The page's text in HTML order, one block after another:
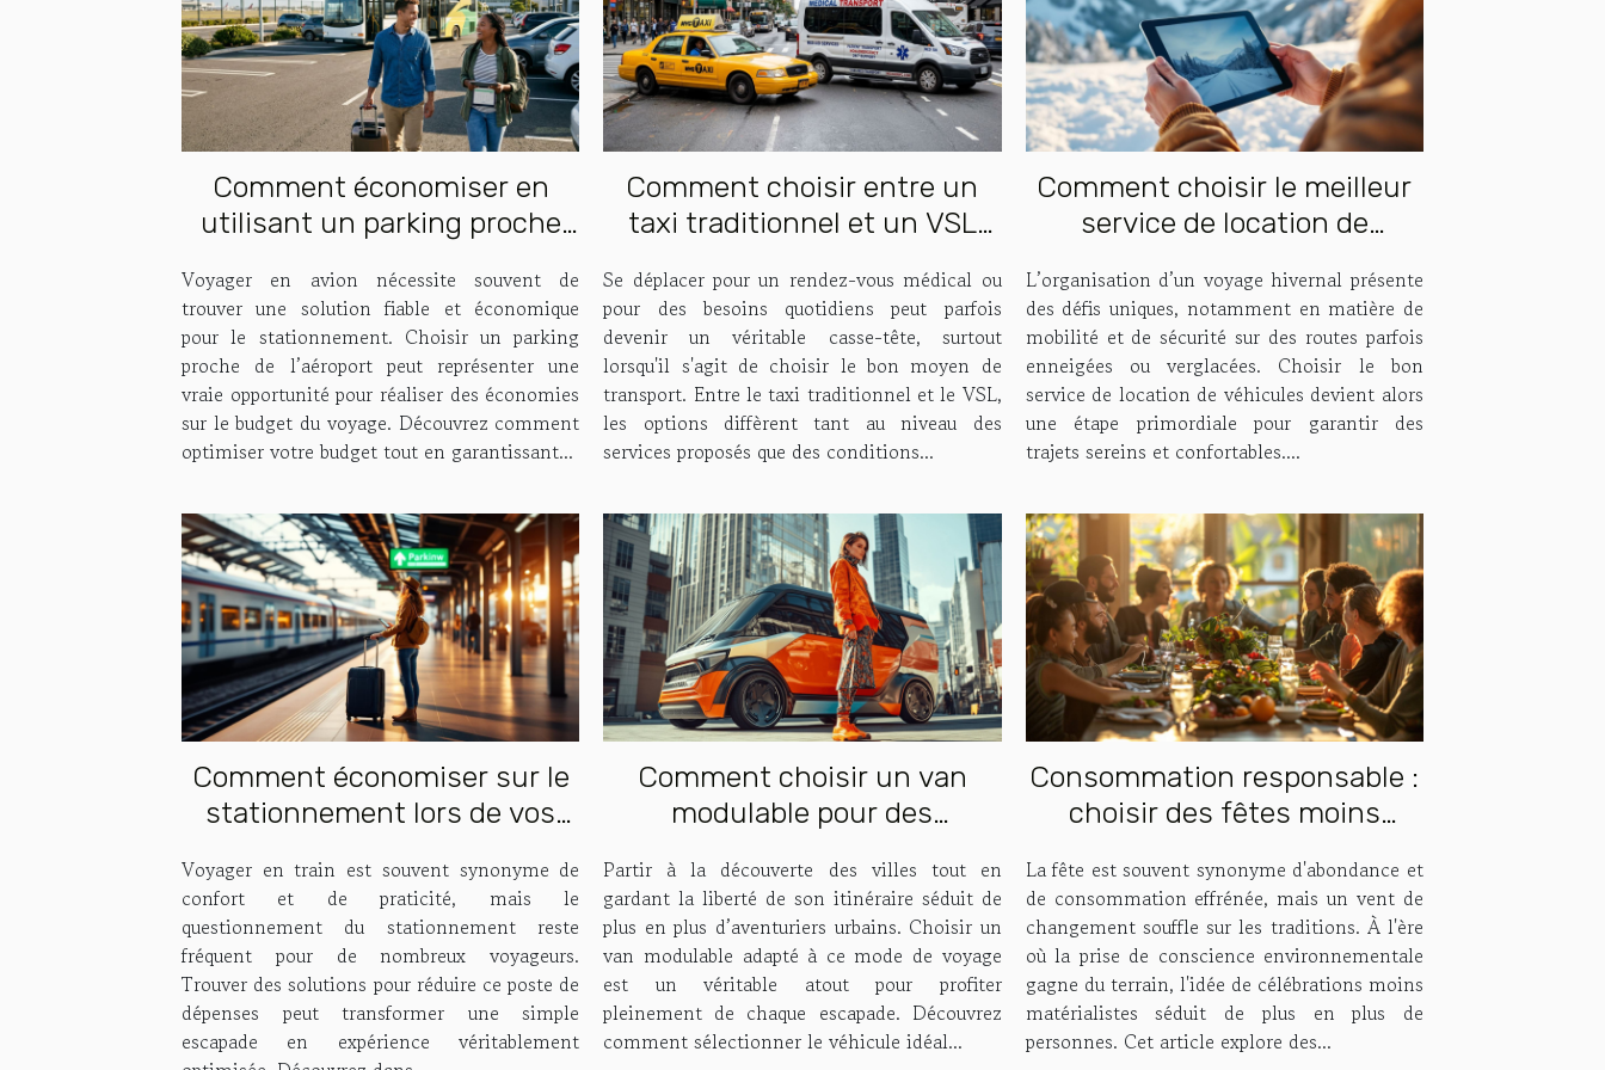
Comment économiser en
utilisant un parking proche
Voyager en avion nécessite souvent de
trouver une solution fiable et économique
pour le stationnement. Choisir un parking
proche de l’aéroport peut représenter une
vraie opportunité pour réaliser des économies
sur le budget du voyage. Découvrez comment
optimiser votre budget tout en garantissant...
Comment choisir entre un
taxi traditionnel et un VSL
Se déplacer pour un rendez-vous médical ou
pour des besoins quotidiens peut parfois
devenir un véritable casse-tête, surtout
lorsqu'il s'agit de choisir le bon moyen de
transport. Entre le taxi traditionnel et le VSL,
les options diffèrent tant au niveau des
services proposés que des conditions...
Comment choisir le meilleur
service de location de
hivernaux ?
L’organisation d’un voyage hivernal présente
des défis uniques, notamment en matière de
mobilité et de sécurité sur des routes parfois
enneigées ou verglacées. Choisir le bon
service de location de véhicules devient alors
une étape primordiale pour garantir des
trajets sereins et confortables....
Comment économiser sur le
stationnement lors de vos
Voyager en train est souvent synonyme de
confort et de praticité, mais le
questionnement du stationnement reste
fréquent pour de nombreux voyageurs.
Trouver des solutions pour réduire ce poste de
dépenses peut transformer une simple
escapade en expérience véritablement
Comment choisir un van
modulable pour des
Partir à la découverte des villes tout en
gardant la liberté de son itinéraire séduit de
plus en plus d’aventuriers urbains. Choisir un
van modulable adapté à ce mode de voyage
est un véritable atout pour profiter
pleinement de chaque escapade. Découvrez
comment sélectionner le véhicule idéal...
Consommation responsable :
choisir des fêtes moins
La fête est souvent synonyme d'abondance et
de consommation effrénée, mais un vent de
changement souffle sur les traditions. À l'ère
où la prise de conscience environnementale
gagne du terrain, l'idée de célébrations moins
matérialistes séduit de plus en plus de
personnes. Cet article explore des...